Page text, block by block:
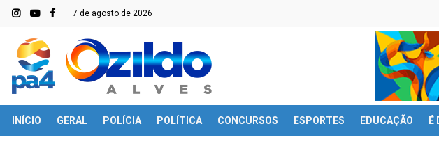
7 de agosto de 2026
INÍCIO GERAL POLÍCIA POLÍTICA CONCURSOS ESPORTES EDUCAÇÃO É